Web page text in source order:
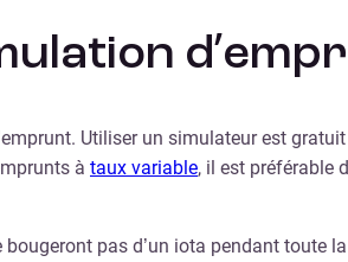
Utiliser un simulateur est
à taux variable, il est préférable
pas d’un iota pendant toute